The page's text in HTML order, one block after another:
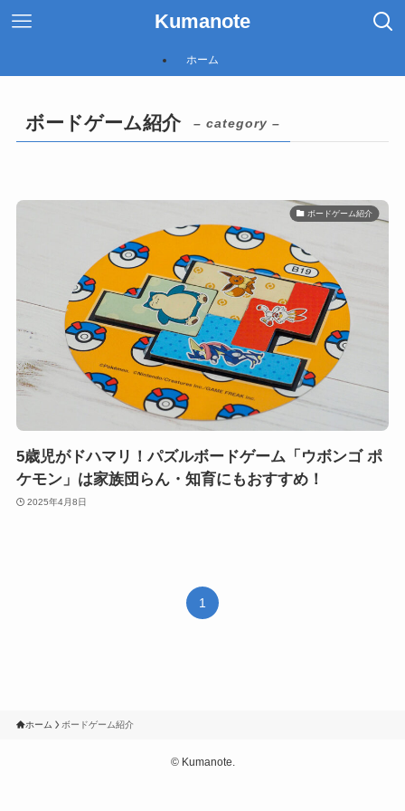
Kumanote
ホーム
ボードゲーム紹介 – category –
ボードゲーム紹介
5歳児がドハマリ！パズルボードゲーム「ウボンゴ ポ
ケモン」は家族団らん・知育にもおすすめ！
2025年4月8日
1
ホーム ボードゲーム紹介
©Kumanote.